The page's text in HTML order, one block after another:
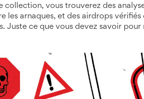
collection, vous trouverez des
les arnaques, et des airdrops
Juste ce que vous devez savoir